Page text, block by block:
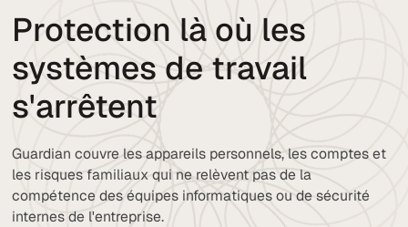
Protection là où les
systèmes de travail
s'arrêtent
Guardian couvre les appareils personnels, les comptes et
les risques familiaux qui ne relèvent pas de la
compétence des équipes informatiques ou de sécurité
internes de l'entreprise.